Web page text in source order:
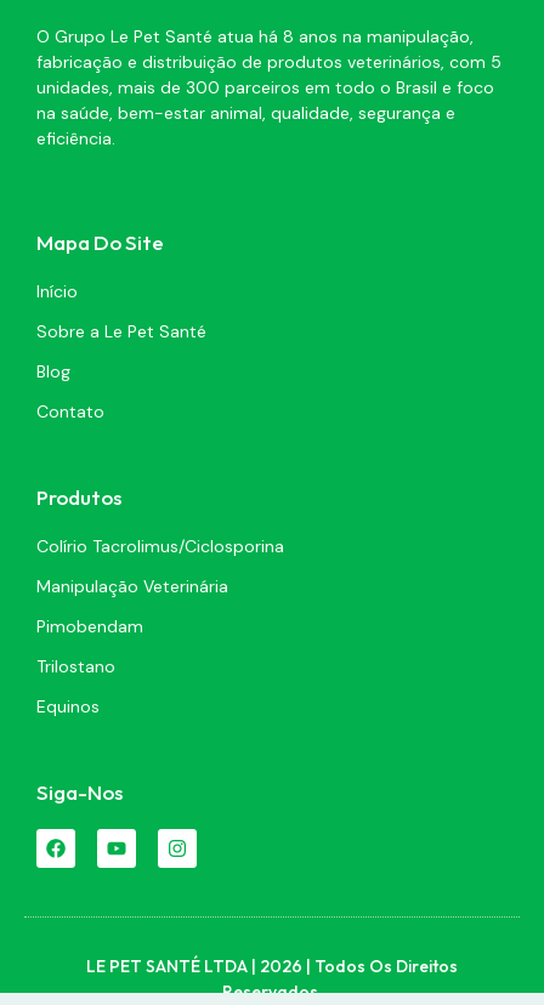
O Grupo Le Pet Santé atua há 8 anos na manipulação,
fabricação e distribuição de produtos veterinários, com 5
unidades, mais de 300 parceiros em todo o Brasil e foco
na saúde, bem-estar animal, qualidade, segurança e
eficiência.
Mapa Do Site
Início
Sobre a Le Pet Santé
Blog
Contato
Produtos
Colírio Tacrolimus/Ciclosporina
Manipulação Veterinária
Pimobendam
Trilostano
Equinos
Siga-Nos
LE PET SANTÉ LTDA | 2026 | Todos Os Direitos
Reservados.